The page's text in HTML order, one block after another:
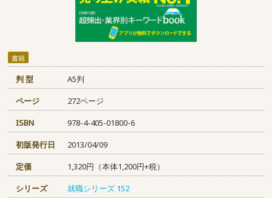
書籍
判 型
A5判
ページ
272ページ
ISBN
978-4-405-01800-6
初版発行日
2013/04/09
定価
1,320円（本体1,200円+税）
シリーズ
就職シリーズ 152